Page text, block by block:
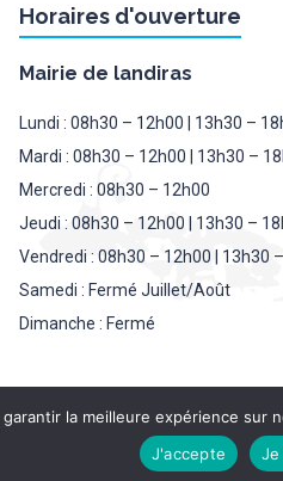
Horaires d'ouverture
Mairie de landiras
Lundi : 08h30 – 12h00 | 13h30 –
Mardi : 08h30 – 12h00 | 13h30 –
Mercredi : 08h30 – 12h00
Jeudi : 08h30 – 12h00 | 13h30 –
Vendredi : 08h30 – 12h00 | 13h30
Samedi : Fermé Juillet/Août
Dimanche : Fermé
la meilleure expérience
J'accepte